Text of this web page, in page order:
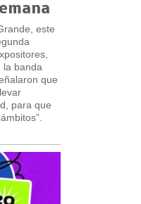
este
la banda
que
para que